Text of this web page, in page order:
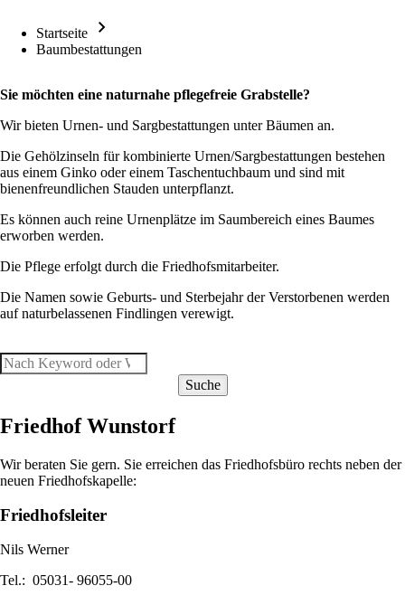
Pfadnavigation
Startseite
Baumbestattungen
Sie möchten eine naturnahe pflegefreie Grabstelle?
Wir bieten Urnen- und Sargbestattungen unter Bäumen an.
Die Gehölzinseln für kombinierte Urnen/Sargbestattungen bestehen
aus einem Ginko oder einem Taschentuchbaum und sind mit
bienenfreundlichen Stauden unterpflanzt.
Es können auch reine Urnenplätze im Saumbereich eines Baumes
erworben werden.
Die Pflege erfolgt durch die Friedhofsmitarbeiter.
Die Namen sowie Geburts- und Sterbejahr der Verstorbenen werden
auf naturbelassenen Findlingen verewigt.
Suche
Friedhof Wunstorf
Wir beraten Sie gern. Sie erreichen das Friedhofsbüro rechts neben der
neuen Friedhofskapelle:
Friedhofsleiter
Nils Werner
Tel.: 05031- 96055-00